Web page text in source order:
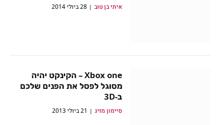
איתי בן טוב 28 ביולי 2014
Xbox one – הקינקט יהיה
מסוגל לפסל את הפנים שלכם
ב-3D
סיימון מזיג 21 ביולי 2013